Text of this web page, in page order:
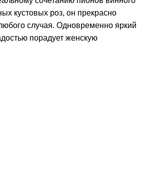
кустовых роз, он прекрасно
случая. Одновременно яркий
порадует женскую